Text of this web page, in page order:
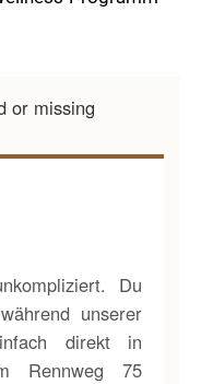
or missing
Du
unserer
direkt in
Rennweg 75